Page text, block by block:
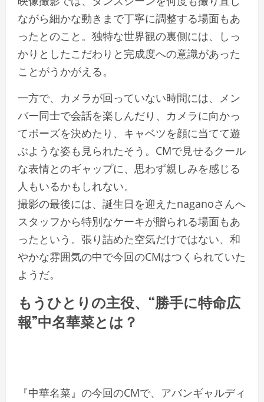
ながら細かな動きまで丁寧に調整する場面もあ
ったとのこと。独特な世界観の裏側には、しっ
かりとしたこだわりと完成度への意識があった
ことがうかがえる。
一方で、カメラが回っていない時間には、メン
バー同士で会話を楽しんだり、カメラに向かっ
てポーズを決めたり、キャベツを顔に当てて遊
ぶような姿も見られたそう。CMで見せるクール
な表情とのギャップに、思わず親しみを感じる
人もいるかもしれない。
撮影の最後には、誕生日を迎えたnaganoさんへ
スタッフから特別なケーキが贈られる場面もあ
ったという。張り詰めた空気だけではない、和
やかな雰囲気の中で今回のCMはつくられていた
ようだ。
もうひとりの主役、“勝手に特命広
報”中名華菜とは？
『中華名菜』の今回のCMで、アバンギャルディ